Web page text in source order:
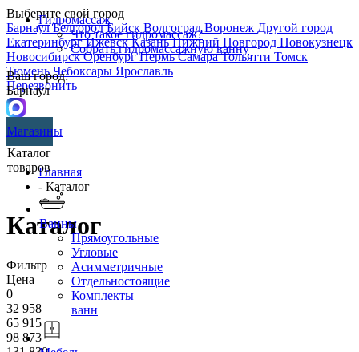
Выберите свой город
БарнаулБелгородБийск ВолгоградВоронеж Другой город
ЕкатеринбургИжевскКазаньНижний Новгород Новокузнецк
НовосибирскОренбургПермьСамараТольятти Томск
ТюменьЧебоксары Ярославль
Перезвонить
Гидромассаж
Что такое гидромассаж?
Собрать гидромассажную ванну
Ваш город:
Барнаул
Магазины
Каталог
товаров
Ванны
Прямоугольные
Угловые
Асимметричные
Отдельностоящие
Комплекты
ванн
Главная
- Каталог
Каталог
Фильтр
Цена
0
32 958
65 915
98 873